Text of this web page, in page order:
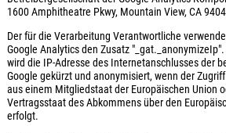
1600 Amphitheatre Pkwy, Mountain View, CA
Der für die Verarbeitung Verantwortliche
Google Analytics den Zusatz
wird die IP-Adresse des Internetanschlusses der
Google gekürzt und anonymisiert, wenn der
aus einem Mitgliedstaat der Europäischen Union
Vertragsstaat des Abkommens über den
erfolgt.